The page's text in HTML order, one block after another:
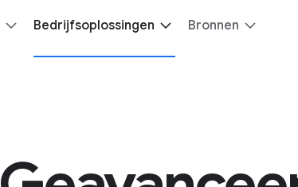
Bedrijfsoplossingen Bronnen